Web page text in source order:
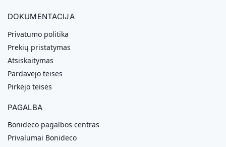
DOKUMENTACIJA
Privatumo politika
Prekių pristatymas
Atsiskaitymas
Pardavėjo teisės
Pirkėjo teisės
PAGALBA
Bonideco pagalbos centras
Privalumai Bonideco